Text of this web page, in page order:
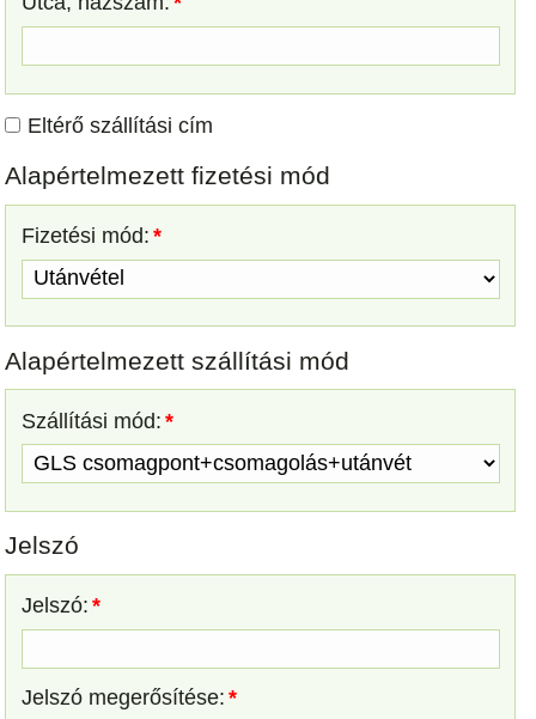
Eltérő szállítási cím
Alapértelmezett fizetési mód
Fizetési mód: *
Alapértelmezett szállítási mód
Szállítási mód: *
Jelszó
Jelszó: *
Jelszó megerősítése: *
Technicoll fűtőszál javító 2 g.